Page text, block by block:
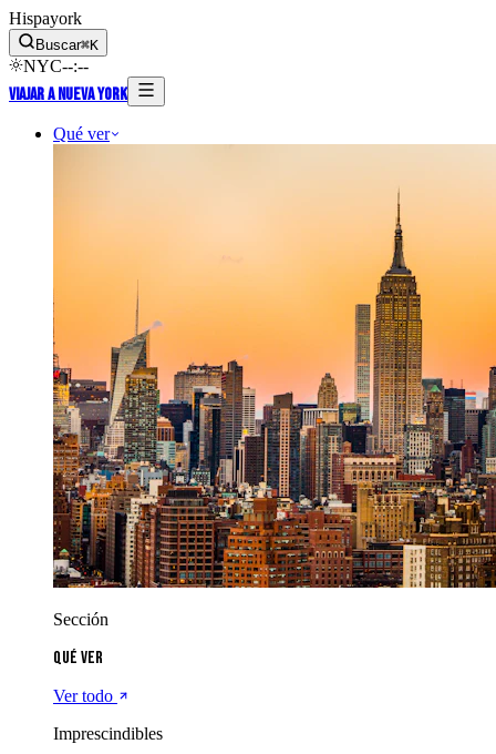
Hispayork
Buscar⌘K
NYC--:--
Viajar a Nueva York
Qué ver
Sección
Qué ver
Ver todo
Imprescindibles